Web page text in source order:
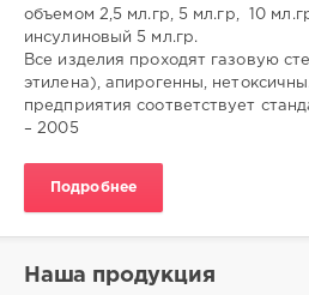
объемом 2,5 мл.гр, 5 мл.гр, 10
инсулиновый 5 мл.гр.
Все изделия проходят газовую
этилена), апирогенны,
предприятия соответствует
– 2005
Подробнее
Наша продукция